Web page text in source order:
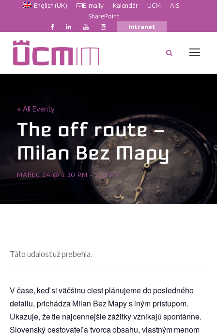
English (UK) E-maily Kalendár UCM
AIS
SharePoint
Intranet
« All Eventy
The off route –
Milan Bez Mapy
MAREC 24 @ 2:30 PM -3:30 PM
Táto udalosť už prebehla.
V čase, keď si väčšinu ciest plánujeme do posledného
detailu, prichádza Milan Bez Mapy s iným prístupom.
Ukazuje, že tie najcennejšie zážitky vznikajú spontánne.
Slovenský cestovateľ a tvorca obsahu, vlastným menom